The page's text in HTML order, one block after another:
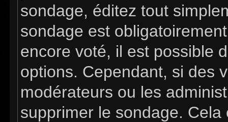
sondage, éditez tout
sondage est
encore voté, il est possible
options. Cependant, si des
modérateurs ou les
supprimer le sondage. Cela